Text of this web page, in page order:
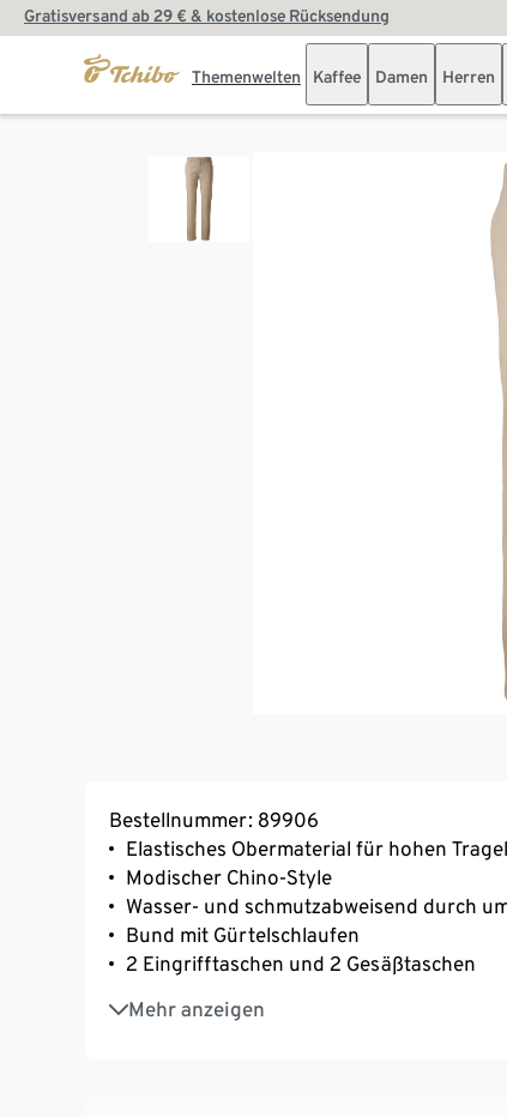
Gratisversand ab 29 € & kostenlose Rücksendung
Themenwelten Kaffee Damen Herren
Bestellnummer: 89906
Elastisches Obermaterial für hohen
Modischer Chino-Style
Wasser- und schmutzabweisend durch
Bund mit Gürtelschlaufen
2 Eingrifftaschen und 2 Gesäßtaschen
Mehr anzeigen
Elastisch, strapazierfähig und